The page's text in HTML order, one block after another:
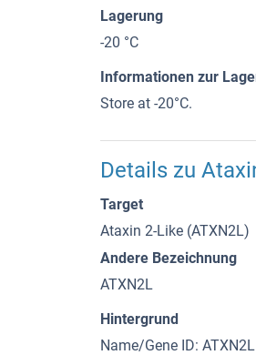
Lagerung
-20 °C
Informationen zur
Store at -20°C.
Details zu
Target
Ataxin 2-Like (ATXN2L)
Andere Bezeichnung
ATXN2L
Hintergrund
Name/Gene ID: ATXN2L